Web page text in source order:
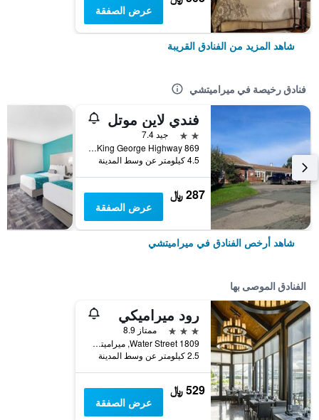
عرض الصفقة
شاهد المزيد من الفنادق القريبة
فنادق رخيصة في ميراميتشي
فندي لاين موتل
2 نجمتين
جيد 7.4
869 King George Highway, ميراميتشي, NB, كندا
4.5 كيلومتر عن وسط المدينة
287 ﷼
عرض الصفقة
شاهد أرخص الفنادق في ميراميتشي
الفنادق الموصى بها
رود ميراميكي
3 نجوم
ممتاز 8.9
1809 Water Street, ميراميتشي, NB, كندا
2.5 كيلومتر عن وسط المدينة
529 ﷼
عرض الصفقة